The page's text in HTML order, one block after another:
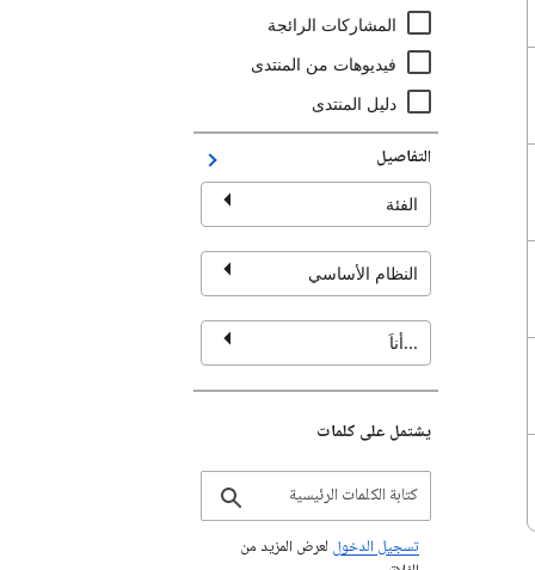
المشاركات الرائجة
فيديوهات من المنتدى
دليل المنتدى
التفاصيل
الفئة
النظام الأساسي
...أناَ
يشتمل على كلمات
تسجيل الدخول لعرض المزيد من